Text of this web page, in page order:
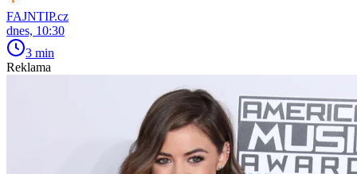
FAJNTIP.cz
dnes, 10:30
3 min
Reklama